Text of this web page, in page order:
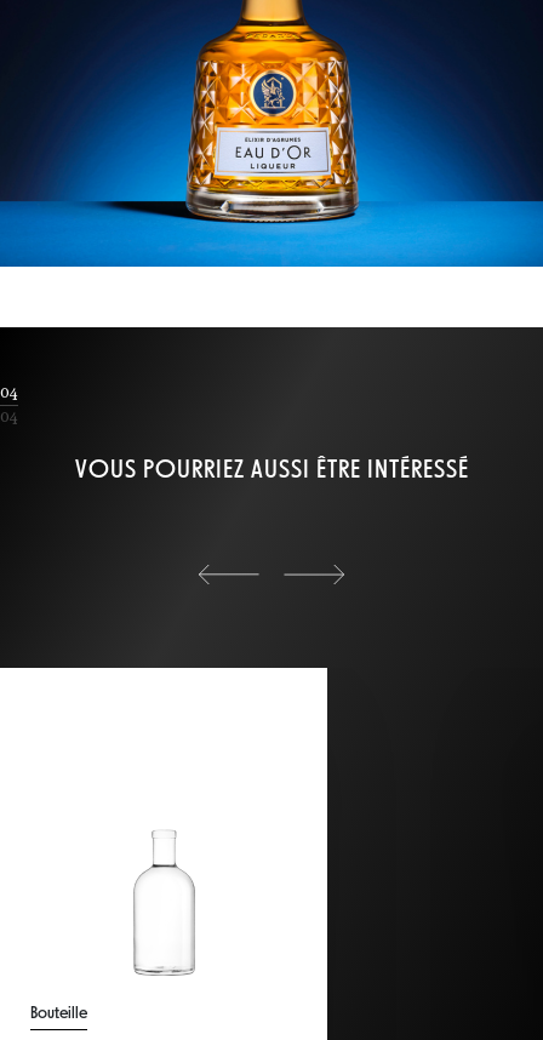
04
04
VOUS POURRIEZ AUSSI ÊTRE INTÉRESSÉ
Bouteille